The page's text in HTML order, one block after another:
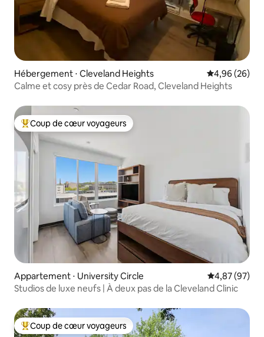
Hébergement ⋅ Cleveland Heights Évaluation
4,96 (26)
Calme et cosy près de Cedar Road, Cleveland Heights
Coups de cœur voyageurs les plus appréciés
Coup de cœur voyageurs
Appartement ⋅ University Circle Évaluation
4,87 (97)
Studios de luxe neufs | À deux pas de la Cleveland Clinic
Coups de cœur voyageurs les plus appréciés
Coup de cœur voyageurs